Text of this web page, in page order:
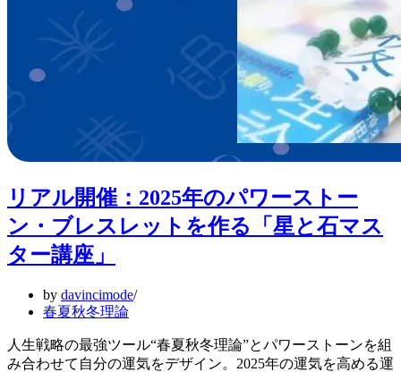
リアル開催：2025年のパワーストー
ン・ブレスレットを作る「星と石マス
ター講座」
by davincimode
春夏秋冬理論
人生戦略の最強ツール“春夏秋冬理論”とパワーストーンを組
み合わせて自分の運気をデザイン。2025年の運気を高める運